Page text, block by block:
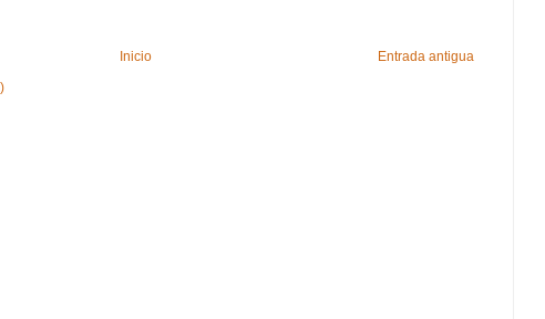
Entrada antigua
Inicio